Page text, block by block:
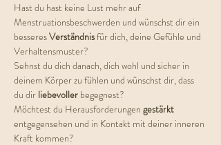
Hast du hast keine Lust mehr auf
Menstruationsbeschwerden und wünschst dir ein
besseres Verständnis für dich, deine Gefühle und
Verhaltensmuster?
Sehnst du dich danach, dich wohl und sicher in
deinem Körper zu fühlen und wünschst dir, dass
du dir liebevoller begegnest?
Möchtest du Herausforderungen gestärkt
entgegensehen und in Kontakt mit deiner inneren
Kraft kommen?